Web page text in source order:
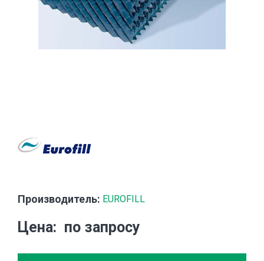
Производитель: EUROFILL
Цена по запросу